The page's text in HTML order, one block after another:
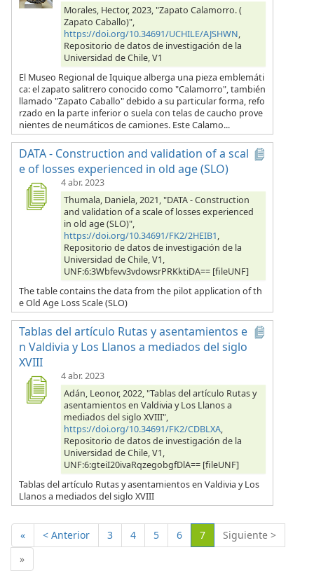
Morales, Hector, 2023, "Zapato Calamorro. (
Zapato Caballo)",
https://doi.org/10.34691/UCHILE/AJSHWN,
Repositorio de datos de investigación de la
Universidad de Chile, V1
El Museo Regional de Iquique alberga una pieza emblemáti
ca: el zapato salitrero conocido como "Calamorro", también
llamado "Zapato Caballo" debido a su particular forma, refo
rzado en la parte inferior o suela con telas de caucho prove
nientes de neumáticos de camiones. Este Calamo...
DATA - Construction and validation of a scal
e of losses experienced in old age (SLO)
4 abr. 2023
Thumala, Daniela, 2021, "DATA - Construction
and validation of a scale of losses experienced
in old age (SLO)",
https://doi.org/10.34691/FK2/2HEIB1,
Repositorio de datos de investigación de la
Universidad de Chile, V1,
UNF:6:3Wbfevv3vdowsrPRKktiDA== [fileUNF]
The table contains the data from the pilot application of th
e Old Age Loss Scale (SLO)
Tablas del artículo Rutas y asentamientos e
n Valdivia y Los Llanos a mediados del siglo
XVIII
4 abr. 2023
Adán, Leonor, 2022, "Tablas del artículo Rutas y
asentamientos en Valdivia y Los Llanos a
mediados del siglo XVIII",
https://doi.org/10.34691/FK2/CDBLXA,
Repositorio de datos de investigación de la
Universidad de Chile, V1,
UNF:6:gteiI20ivaRqzegobgfDlA== [fileUNF]
Tablas del artículo Rutas y asentamientos en Valdivia y Los
Llanos a mediados del siglo XVIII
« < Anterior 3 4 5 6 7(Actual)Siguiente >
»